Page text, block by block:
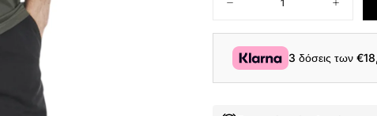
για
Perry
Ανδρική
Twin
Αύξηση
για
Perry
Ανδρική
3 δόσεις των